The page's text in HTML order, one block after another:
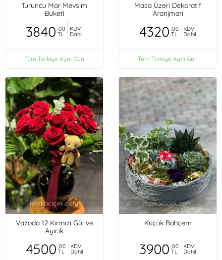
Turuncu Mor Mevsim
Buketi
3840 ,00
TL
KDV
Dahil
Tüm Türkiye Aynı Gün
Masa Üzeri Dekoratif
Aranjman
4320 ,00
TL
KDV
Dahil
Tüm Türkiye Aynı Gün
Vazoda 12 Kırmızı Gül ve
Ayıcık
4500 ,00
TL
KDV
Dahil
Küçük Bahçem
3900 ,00
TL
KDV
Dahil